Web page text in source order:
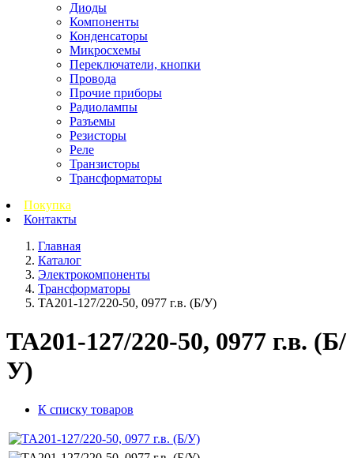
Диоды
Компоненты
Конденсаторы
Микросхемы
Переключатели, кнопки
Провода
Прочие приборы
Радиолампы
Разъемы
Резисторы
Реле
Транзисторы
Трансформаторы
Покупка
Контакты
Главная
Каталог
Электрокомпоненты
Трансформаторы
ТА201-127/220-50, 0977 г.в. (Б/У)
ТА201-127/220-50, 0977 г.в. (Б/
У)
К списку товаров